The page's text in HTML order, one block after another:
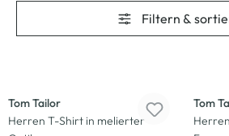
Filtern &
Tom Tailor
Herren T-Shirt in melierter
Tom